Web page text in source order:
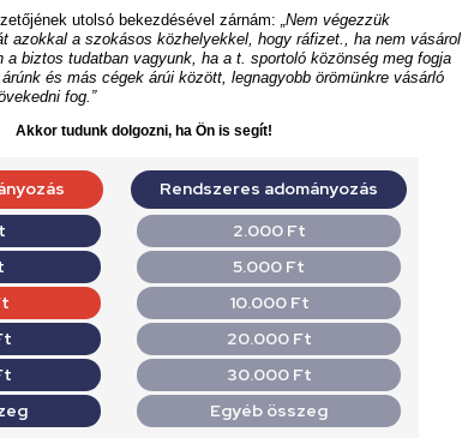
utolsó bekezdésével zárnám: „Nem végezzük
azokkal a szokásos közhelyekkel, hogy ráfizet., ha nem vásárol
a biztos tudatban vagyunk, ha a t. sportoló közönség meg fogja
és más cégek árúi között, legnagyobb örömünkre vásárló
fog.”
Akkor tudunk dolgozni, ha Ön is segít!